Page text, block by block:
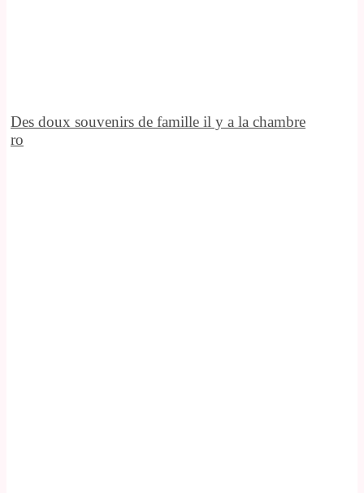
Des doux souvenirs de famille il y a la chambre
ro